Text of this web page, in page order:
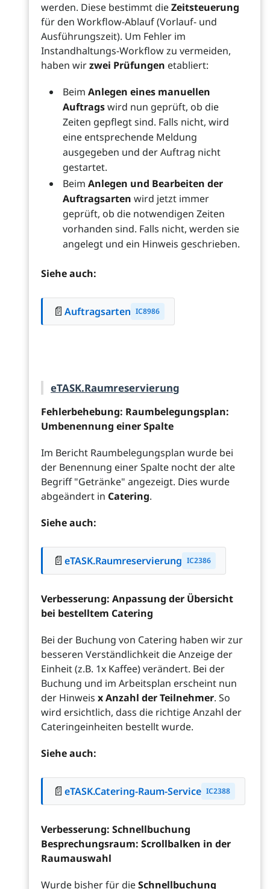
werden. Diese bestimmt dieZeitsteuerung
für den Workflow-Ablauf (Vorlauf- und
Ausführungszeit). Um Fehler im
Instandhaltungs-Workflow zu vermeiden,
haben wirzwei Prüfungen etabliert:
Beim Anlegen eines manuellen
Auftragswird nun geprüft, ob die
Zeiten gepflegt sind. Falls nicht, wird
eine entsprechende Meldung
ausgegeben und der Auftrag nicht
gestartet.
Beim Anlegen und Bearbeiten der
Auftragsarten wird jetzt immer
geprüft, ob die notwendigen Zeiten
vorhanden sind. Falls nicht, werden sie
angelegt und ein Hinweis geschrieben.
Siehe auch:
📄 Auftragsarten IC8986
eTASK.Raumreservierung
Fehlerbehebung: Raumbelegungsplan:
Umbenennung einer Spalte
Im Bericht Raumbelegungsplan wurde bei
der Benennung einer Spalte nocht der alte
Begriff "Getränke" angezeigt. Dies wurde
abgeändert in Catering.
Siehe auch:
📄 eTASK.Raumreservierung IC2386
Verbesserung: Anpassung der Übersicht
bei bestelltem Catering
Bei der Buchung von Catering haben wir zur
besseren Verständlichkeit die Anzeige der
Einheit (z.B. 1x Kaffee) verändert. Bei der
Buchung und im Arbeitsplan erscheint nun
der Hinweis x Anzahl der Teilnehmer. So
wird ersichtlich, dass die richtige Anzahl der
Cateringeinheiten bestellt wurde.
Siehe auch:
📄 eTASK.Catering-Raum-Service IC2388
Verbesserung: Schnellbuchung
Besprechungsraum: Scrollbalken in der
Raumauswahl
Wurde bisher für dieSchnellbuchung